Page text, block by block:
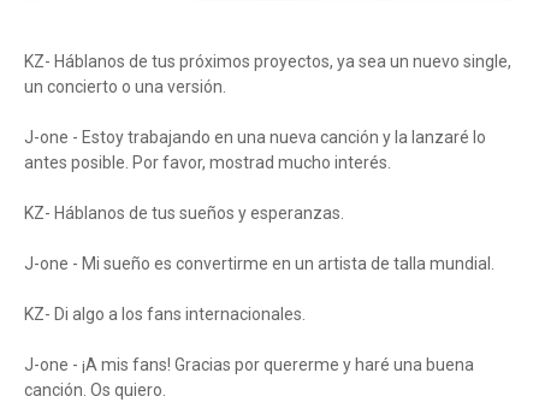
KZ- Háblanos de tus próximos proyectos, ya sea un nuevo single,
un concierto o una versión.
J-one - Estoy trabajando en una nueva canción y la lanzaré lo
antes posible. Por favor, mostrad mucho interés.
KZ- Háblanos de tus sueños y esperanzas.
J-one - Mi sueño es convertirme en un artista de talla mundial.
KZ- Di algo a los fans internacionales.
J-one - ¡A mis fans! Gracias por quererme y haré una buena
canción. Os quiero.